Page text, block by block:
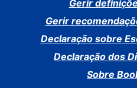
Gerir
Gerir
Declaração sobre
Declaração dos
Sobre